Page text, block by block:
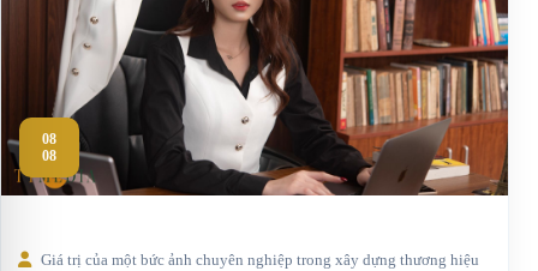
08
08
Giá trị của một bức ảnh chuyên nghiệp trong xây dựng thương hiệu